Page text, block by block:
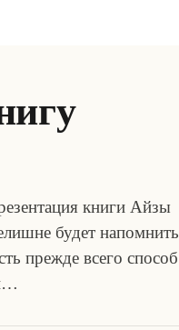
книги Айзы
будет напомнить
прежде всего способ